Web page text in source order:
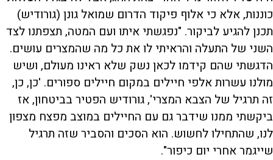
כוננות, אלא כי אלוף פיקוד הדרום שמואל גונן (גורודיש)
תכנן להגיע לביקור. "נפגשתי איתו ועם המטה, תצפתנו לצד
השני של התעלה והראיתי לו את כל מה שהמצרים עושים.
הדגשתי שהם קידמו לכאן נשק שלא ראינו מעולם, ושיש
מולנו עשרות אלפי חיילים במקום חיילים ספורים. 'כן, כן,
זה תרגיל של הצבא המצרי', גורודיש הפטיר בביטחון, אז
ביקשתי ממנו שידבר גם עם החיילים במוצב מפצח מצפון
לנו, שהתחילו לחשוש. הוא הסכים והסביר שזה תרגיל
שייגמר אחרי יום כיפור".